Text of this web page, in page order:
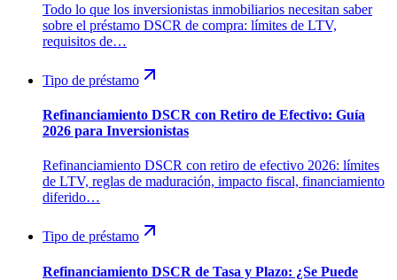
Todo lo que los inversionistas inmobiliarios necesitan saber
sobre el préstamo DSCR de compra: límites de LTV,
requisitos de…
Tipo de préstamo
Refinanciamiento DSCR con Retiro de Efectivo: Guía
2026 para Inversionistas
Refinanciamiento DSCR con retiro de efectivo 2026: límites
de LTV, reglas de maduración, impacto fiscal, financiamiento
diferido…
Tipo de préstamo
Refinanciamiento DSCR de Tasa y Plazo: ¿Se Puede